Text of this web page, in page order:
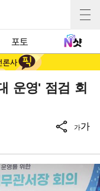
포토
운영' 점검 회
가가